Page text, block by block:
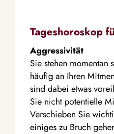
Tageshoroskop
Aggressivität
Sie stehen
häufig an Ihren
sind dabei etwas
Sie nicht potentielle
Verschieben Sie
einiges zu Bruch